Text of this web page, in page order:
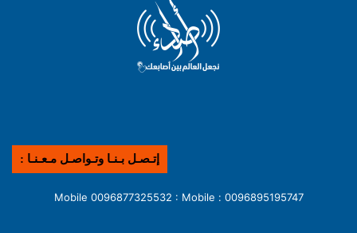
إتـصـل بـنـا وتـواصـل مـعـنـا :
0096895195747 : Mobile 0096877325532 : Mobile